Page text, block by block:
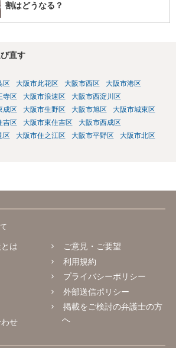
割はどうなる？
直す
区 大阪市此花区 大阪市西区
大阪市港区
寺区 大阪市浪速区
大阪市西淀川区
成区 大阪市生野区 大阪市旭区
大阪市城東区
吉区 大阪市東住吉区
大阪市西成区
区 大阪市住之江区 大阪市平野区
大阪市北区
は
せ
ご意見・ご要望
利用規約
プライバシーポリシー
外部送信ポリシー
掲載をご検討の弁護士の方
へ